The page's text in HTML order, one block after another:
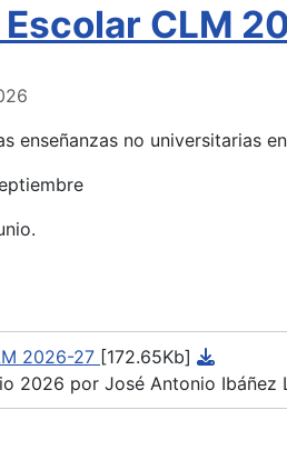
CLM
enseñanzas no universitarias
2026-27 [172.65Kb]
2026 por José Antonio Ibáñez